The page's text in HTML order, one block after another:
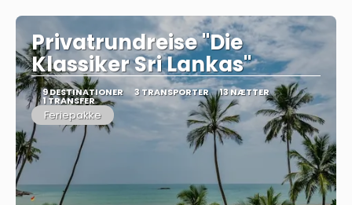
Privatrundreise "Die
Klassiker Sri Lankas"
9 DESTINATIONER 3 TRANSPORTER 13 NÆTTER
1 TRANSFER
Feriepakke